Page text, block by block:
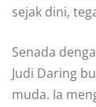
sejak dini,
Senada
Judi Daring
muda. Ia